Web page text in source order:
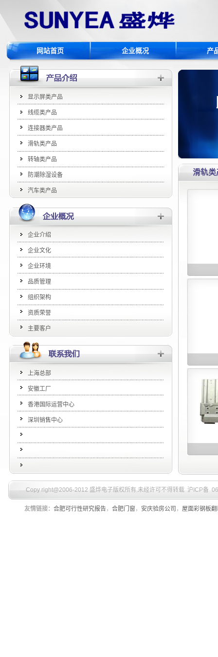
网站首页 企业概况 产
显示屏类产品
线缆类产品
连接器类产品
滑轨类产品
转轴类产品
防潮除湿设备
汽车类产品
企业介绍
企业文化
企业环境
品质管理
组织架构
资质荣誉
主要客户
上海总部
安徽工厂
香港国际运营中心
深圳销售中心
滑轨类
Copy right@2006-2012 盛烨电子版权所有,未经许可不得转载 沪ICP备
友情链接： 合肥可行性研究报告， 合肥门窗 ， 安庆验房公司 ， 屋面彩钢板